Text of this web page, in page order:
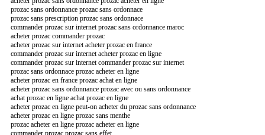
prozac sans ordonnance prozac sans ordonnace
prozac sans prescription prozac sans ordonnace
commander prozac sur internet prozac sans ordonnance maroc
acheter prozac commander prozac
acheter prozac sur internet acheter prozac en france
commander prozac sur internet acheter prozac en ligne
commander prozac sur internet commander prozac sur internet
prozac sans ordonnace prozac acheter en ligne
acheter prozac en france prozac achat en ligne
acheter prozac sans ordonnance prozac avec ou sans ordonnance
achat prozac en ligne achat prozac en ligne
acheter prozac en ligne peut-on acheter du prozac sans ordonnance
acheter prozac en ligne prozac sans menthe
prozac acheter en ligne prozac acheter en ligne
commander prozac prozac sans effet